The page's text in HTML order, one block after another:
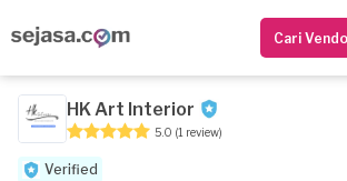
Cari
HK Art Interior
5.0 (1 review)
Verified